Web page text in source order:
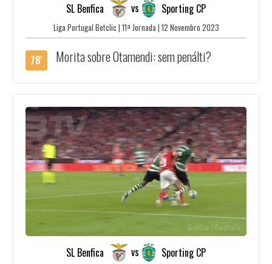
SL Benfica vs Sporting CP
Liga Portugal Betclic | 11ª Jornada | 12 Novembro 2023
78' Morita sobre Otamendi: sem penálti?
Créditos | BenficaTv
SL Benfica vs Sporting CP